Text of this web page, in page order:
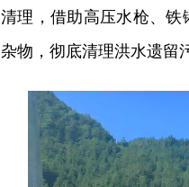
清理，借助高压水枪、
杂物，彻底清理洪水遗留